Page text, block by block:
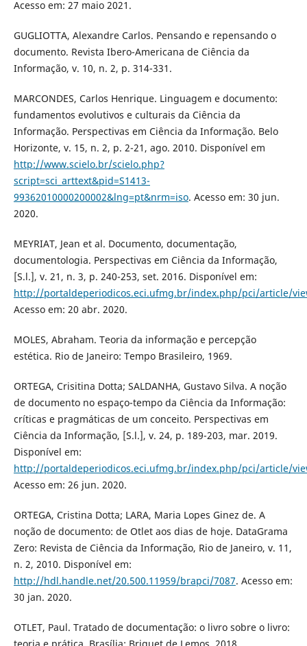
Acesso em: 27 maio 2021.
GUGLIOTTA, Alexandre Carlos. Pensando e repensando o
documento. Revista Ibero-Americana de Ciência da
Informação, v. 10, n. 2, p. 314-331.
MARCONDES, Carlos Henrique. Linguagem e documento:
fundamentos evolutivos e culturais da Ciência da
Informação. Perspectivas em Ciência da Informação. Belo
Horizonte, v. 15, n. 2, p. 2-21, ago. 2010. Disponível em
http://www.scielo.br/scielo.php?
script=sci_arttext&pid=S1413-
99362010000200002&lng=pt&nrm=iso. Acesso em: 30 jun.
2020.
MEYRIAT, Jean et al. Documento, documentação,
documentologia. Perspectivas em Ciência da Informação,
[S.l.], v. 21, n. 3, p. 240-253, set. 2016. Disponível em:
http://portaldeperiodicos.eci.ufmg.br/index.php/pci/article/
Acesso em: 20 abr. 2020.
MOLES, Abraham. Teoria da informação e percepção
estética. Rio de Janeiro: Tempo Brasileiro, 1969.
ORTEGA, Crisitina Dotta; SALDANHA, Gustavo Silva. A noção
de documento no espaço-tempo da Ciência da Informação:
críticas e pragmáticas de um conceito. Perspectivas em
Ciência da Informação, [S.l.], v. 24, p. 189-203, mar. 2019.
Disponível em:
http://portaldeperiodicos.eci.ufmg.br/index.php/pci/article/
Acesso em: 26 jun. 2020.
ORTEGA, Cristina Dotta; LARA, Maria Lopes Ginez de. A
noção de documento: de Otlet aos dias de hoje. DataGrama
Zero: Revista de Ciência da Informação, Rio de Janeiro, v. 11,
n. 2, 2010. Disponível em:
http://hdl.handle.net/20.500.11959/brapci/7087. Acesso em:
30 jan. 2020.
OTLET, Paul. Tratado de documentação: o livro sobre o livro: